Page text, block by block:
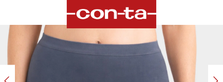
Bildergalerie überspringen